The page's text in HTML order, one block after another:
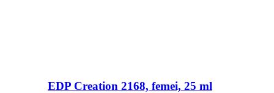
EDP Creation 2168, femei, 25 ml